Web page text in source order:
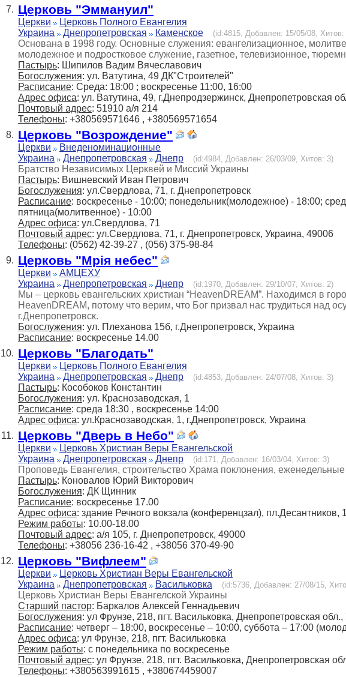
7. Церковь "Эммануил"
Церкви
Церковь Полного Евангелия
Украина
Днепропетровская Каменское (id:4815, Добавлен: 15/05/08, Хитов:
Основана в 1998 году. Основные служения: евангелизационное,
молодежное и подростковое служение, газетное, телевизионное,
Пастырь: Шипилов Вадим Вячеславович
Богослужения: ул. Ватутина, 49 ДК"Строителей"
Расписание: Среда: 18:00 ; воскресенье 11:00, 16:00
Адрес офиса: ул. Ватутина, 49, г.Днепродзержинск, Днепропетровская
Почтовый адрес: 51910 а/я 214
Телефоны: +380569571646 , +380569571654
8. Церковь "Возрождение"
Церкви
Внеденоминационные
Украина
Днепропетровская Днепр (id:4984, Добавлен: 26/03/09, Хитов: 3)
Братство Независимых Церквей и Миссий Украины
Пастырь: Вишневский Иван Петрович
Богослужения: ул.Свердлова, 71, г. Днепропетровск
Расписание: воскресенье - 10:00; понедельник(молодежное) - 18:00;
пятница(молитвенное) - 10:00
Адрес офиса: ул.Свердлова, 71
Почтовый адрес: ул.Свердлова, 71, г. Днепропетровск, Украина, 49006
Телефоны: (0562) 42-39-27 , (056) 375-98-84
9. Церковь "Мрія небес"
Церкви
АМЦЕХУ
Украина
Днепропетровская Днепр (id:1970, Добавлен: 29/10/07, Хитов: 2)
Мы – церковь евангельских христиан “HeavenDREAM”. Находимся в
HeavenDREAM, потому что верим, что Бог призвал нас трудиться над
г.Днепропетровск.
Богослужения: ул. Плеханова 15б, г.Днепропетровск, Украина
Расписание: воcкресенье 14.00
10. Церковь "Благодать"
Церкви
Церковь Полного Евангелия
Украина
Днепропетровская Днепр (id:4853, Добавлен: 24/07/08, Хитов: 3)
Пастырь: Кособоков Константин
Богослужения: ул. Краснозаводская, 1
Расписание: среда 18:30 , воскресенье 14:00
Адрес офиса: ул.Краснозаводская, 1, г.Днепропетровск, Украина
11. Церковь "Дверь в Небо"
Церкви
Церковь Христиан Веры Евангельской
Украина
Днепропетровская Днепр (id:171, Добавлен: 16/03/04, Хитов: 3)
Проповедь Евангелия, строительство Храма поклонения,
Пастырь: Коновалов Юрий Викторович
Богослужения: ДК Щинник
Расписание: воскресенье 17.00
Адрес офиса: здание Речного вокзала (конференцзал), пл.Десантников,
Режим работы: 10.00-18.00
Почтовый адрес: а/я 105, г. Днепропетровск, 49000
Телефоны: +38056 236-16-42 , +38056 370-49-90
12. Церковь "Вифлеем"
Церкви
Церковь Христиан Веры Евангельской
Украина
Днепропетровская Васильковка (id:5736, Добавлен: 27/08/15,
Церковь Христиан Веры Евангелской Украины
Старший пастор: Баркалов Алексей Геннадьевич
Богослужения: ул Фрунзе, 218, пгт. Васильковка, Днепропетровская обл.,
Расписание: четверг – 18:00, воскресенье – 10:00, суббота – 17:00
Адрес офиса: ул Фрунзе, 218, пгт. Васильковка
Режим работы: с понедельника по воскресенье
Почтовый адрес: ул Фрунзе, 218, пгт. Васильковка, Днепропетровская
Телефоны: +380563991615 , +380674459007